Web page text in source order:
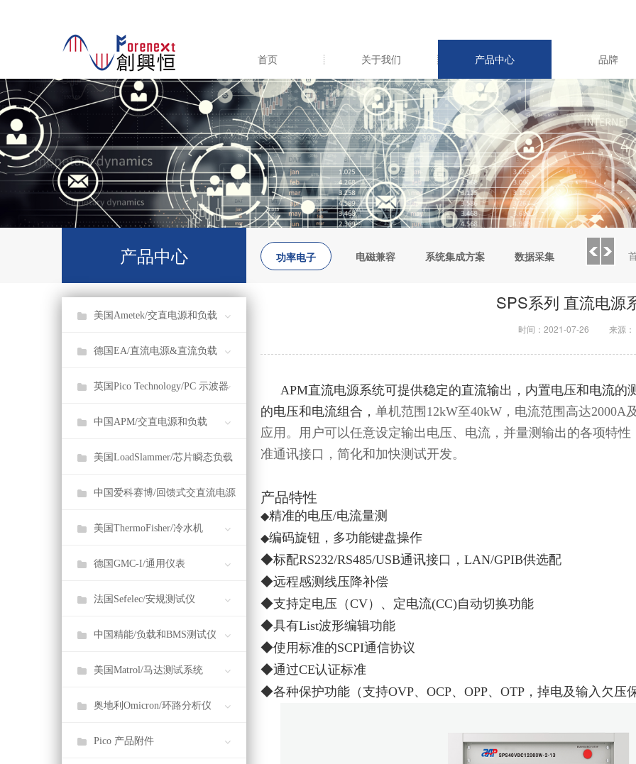
首页 关于我们 产品中心 品牌
产品中心 功率电子 电磁兼容 系统集成方案 数据采集 环境测试
美国Ametek/交直电源和负载
德国EA/直流电源&直流负载
英国Pico Technology/PC 示波器
中国APM/交直电源和负载
美国LoadSlammer/芯片瞬态负载
中国爱科赛博/回馈式交直流电源
美国ThermoFisher/冷水机
德国GMC-I/通用仪表
法国Sefelec/安规测试仪
中国精能/负载和BMS测试仪
美国Matrol/马达测试系统
奥地利Omicron/环路分析仪
Pico 产品附件
SPS系列 直流电源
时间：2021-07-26 来源：
APM直流电源系统可提供稳定的直流输出，内置电压和电流
的电压和电流组合， 单机范围12kW至40kW，电流范围高达2000A
应用。用户可以任意设定输出电压、电流，并量测输出的各项特
准通讯接口，简化和加快测试开发。
产品特性
◆精准的电压/电流量测
◆编码旋钮，多功能键盘操作
◆标配RS232/RS485/USB通讯接口，LAN/GPIB供选配
◆远程感测线压降补偿
◆支持定电压（CV）、定电流(CC)自动切换功能
◆具有List波形编辑功能
◆使用标准的SCPI通信协议
◆通过CE认证标准
◆各种保护功能（支持OVP、OCP、OPP、OTP，掉电及输入欠压